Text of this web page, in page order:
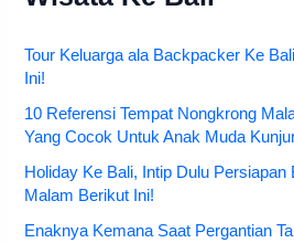
Tour Keluarga ala Backpacker Ke
Ini!
10 Referensi Tempat Nongkrong
Yang Cocok Untuk Anak Muda
Holiday Ke Bali, Intip Dulu
Malam Berikut Ini!
Enaknya Kemana Saat Pergantian